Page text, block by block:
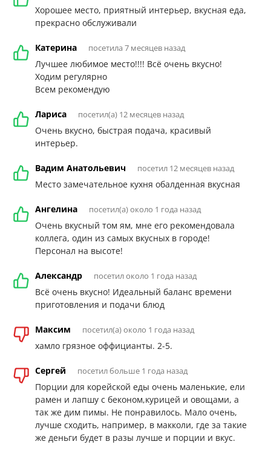
Хорошее место, приятный интерьер, вкусная еда,
прекрасно обслуживали
Катерина посетила 7 месяцев назад
Лучшее любимое место!!!! Всё очень вкусно!
Ходим регулярно
Всем рекомендую
Лариса посетил(а) 12 месяцев назад
Очень вкусно, быстрая подача, красивый
интерьер.
Вадим Анатольевич посетил 12 месяцев назад
Место замечательное кухня обалденная вкусная
Ангелина посетил(а) около 1 года назад
Очень вкусный том ям, мне его рекомендовала
коллега, один из самых вкусных в городе!
Персонал на высоте!
Александр посетил около 1 года назад
Всё очень вкусно! Идеальный баланс времени
приготовления и подачи блюд
Максим посетил(а) около 1 года назад
хамло грязное оффицианты. 2-5.
Сергей посетил больше 1 года назад
Порции для корейской еды очень маленькие, ели
рамен и лапшу с беконом,курицей и овощами, а
так же дим пимы. Не понравилось. Мало очень,
лучше сходить, например, в макколи, где за такие
же деньги будет в разы лучше и порции и вкус.